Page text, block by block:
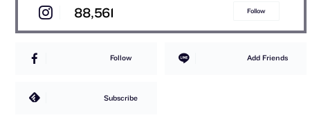
88,561 Follow
Follow Add Friends
Subscribe